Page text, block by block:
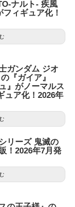
ナルト‐ 疾風
ィギュア化！
ガンダム ジオ
『ガイア』
』がノーマルス
ュア化！2026年
リーズ 鬼滅の
！2026年7月発